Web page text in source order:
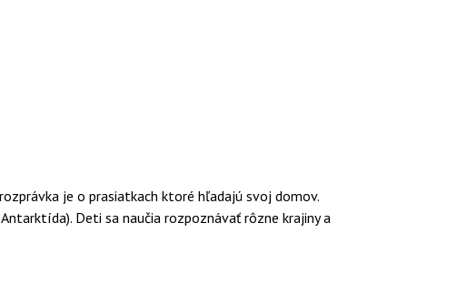
je o prasiatkach ktoré hľadajú svoj domov.
Deti sa naučia rozpoznávať rôzne krajiny a